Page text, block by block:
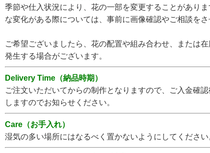
季節や仕入状況により、花の一部を変更することがあり
な変化がある際については、事前に画像確認やご相談を
ご希望ございましたら、花の配置や組み合わせ、または
発生する場合がございます。
Delivery Time（納品時期）
ご注文いただいてからの制作となりますので、ご入金確
しますのでお知らせください。
Care（お手入れ）
湿気の多い場所にはなるべく置かないようにしてくださ